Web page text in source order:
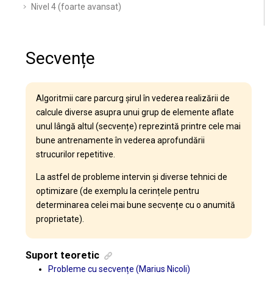
Nivel 4 (foarte avansat)
Secvențe
Algoritmii care parcurg șirul în vederea realizării de
calcule diverse asupra unui grup de elemente aflate
unul lângă altul (secvențe) reprezintă printre cele mai
bune antrenamente în vederea aprofundării
strucurilor repetitive.
La astfel de probleme intervin și diverse tehnici de
optimizare (de exemplu la cerințele pentru
determinarea celei mai bune secvențe cu o anumită
proprietate).
Suport teoretic
Probleme cu secvențe (Marius Nicoli)